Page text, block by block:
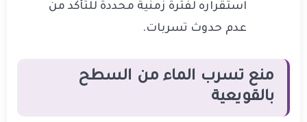
استقراره لفترة زمنية محددة للتأكد من
عدم حدوث تسربات.
منع تسرب الماء من السطح
بالقويعية